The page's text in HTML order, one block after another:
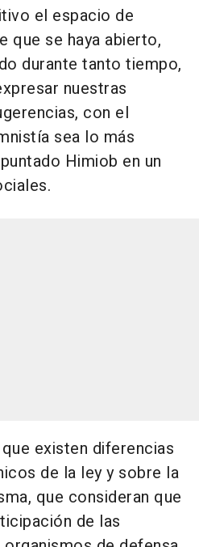
el espacio de
que se haya abierto,
durante tanto tiempo,
nuestras
con el
sea lo más
Himiob en un
existen diferencias
de la ley y sobre la
que consideran que
de las